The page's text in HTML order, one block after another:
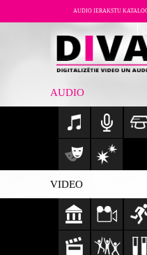
AUDIO IERAKSTU
AUDIO
VIDEO